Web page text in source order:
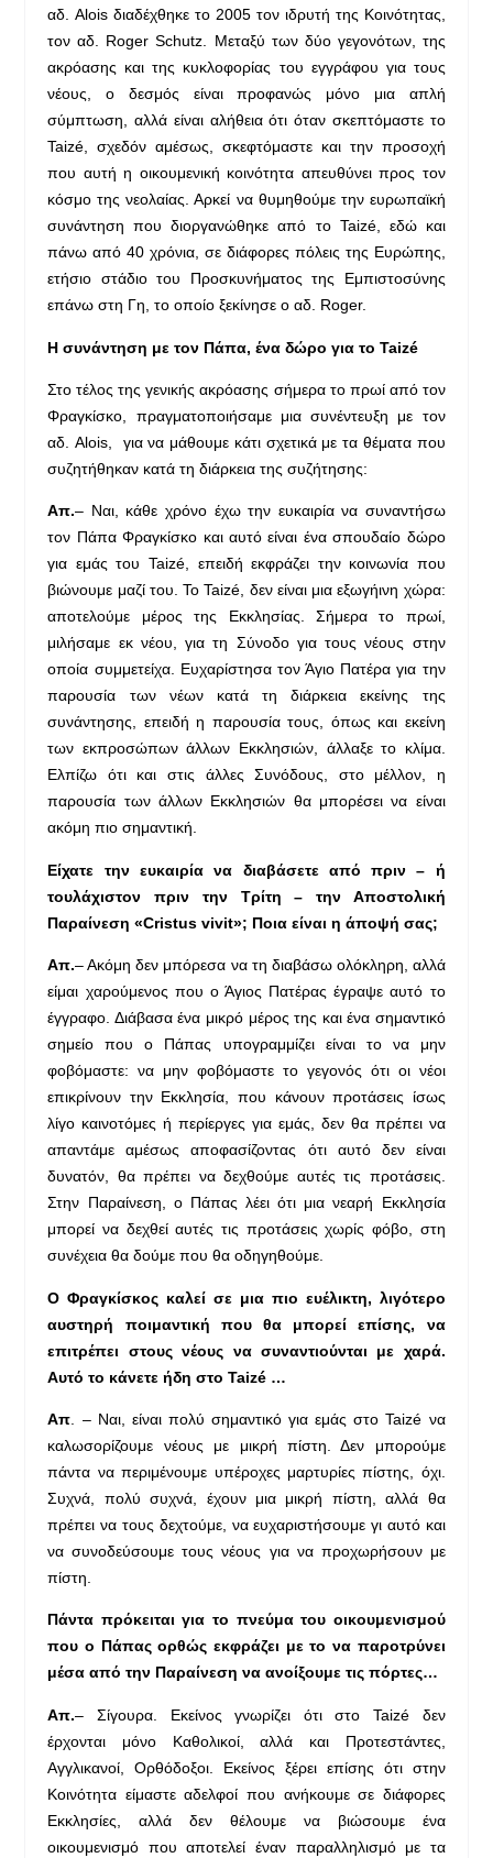
αδ. Alois διαδέχθηκε το 2005 τον ιδρυτή της Κοινότητας,
τον αδ. Roger Schutz. Μεταξύ των δύο γεγονότων, της
ακρόασης και της κυκλοφορίας του εγγράφου για τους
νέους, ο δεσμός είναι προφανώς μόνο μια απλή
σύμπτωση, αλλά είναι αλήθεια ότι όταν σκεπτόμαστε το
Taizé, σχεδόν αμέσως, σκεφτόμαστε και την προσοχή
που αυτή η οικουμενική κοινότητα απευθύνει προς τον
κόσμο της νεολαίας. Αρκεί να θυμηθούμε την ευρωπαϊκή
συνάντηση που διοργανώθηκε από το Taizé, εδώ και
πάνω από 40 χρόνια, σε διάφορες πόλεις της Ευρώπης,
ετήσιο στάδιο του Προσκυνήματος της Εμπιστοσύνης
επάνω στη Γη, το οποίο ξεκίνησε ο αδ. Roger.
Η συνάντηση με τον Πάπα, ένα δώρο για τοTaizé
Στο τέλος της γενικής ακρόασης σήμερα το πρωί από τον
Φραγκίσκο, πραγματοποιήσαμε μια συνέντευξη με τον
αδ. Alois, για να μάθουμε κάτι σχετικά με τα θέματα που
συζητήθηκαν κατά τη διάρκεια της συζήτησης:
Απ.– Ναι, κάθε χρόνο έχω την ευκαιρία να συναντήσω
τον Πάπα Φραγκίσκο και αυτό είναι ένα σπουδαίο δώρο
για εμάς του Taizé, επειδή εκφράζει την κοινωνία που
βιώνουμε μαζί του. Το Taizé, δεν είναι μια εξωγήινη χώρα:
αποτελούμε μέρος της Εκκλησίας. Σήμερα το πρωί,
μιλήσαμε εκ νέου, για τη Σύνοδο για τους νέους στην
οποία συμμετείχα. Ευχαρίστησα τον Άγιο Πατέρα για την
παρουσία των νέων κατά τη διάρκεια εκείνης της
συνάντησης, επειδή η παρουσία τους, όπως και εκείνη
των εκπροσώπων άλλων Εκκλησιών, άλλαξε το κλίμα.
Ελπίζω ότι και στις άλλες Συνόδους, στο μέλλον, η
παρουσία των άλλων Εκκλησιών θα μπορέσει να είναι
ακόμη πιο σημαντική.
Είχατε την ευκαιρία να διαβάσετε από πριν – ή
τουλάχιστον πριν την Τρίτη – την Αποστολική
Παραίνεση «Cristusvivit»; Ποια είναι η άποψή σας;
Απ.– Ακόμη δεν μπόρεσα να τη διαβάσω ολόκληρη, αλλά
είμαι χαρούμενος που ο Άγιος Πατέρας έγραψε αυτό το
έγγραφο. Διάβασα ένα μικρό μέρος της και ένα σημαντικό
σημείο που ο Πάπας υπογραμμίζει είναι το να μην
φοβόμαστε: να μην φοβόμαστε το γεγονός ότι οι νέοι
επικρίνουν την Εκκλησία, που κάνουν προτάσεις ίσως
λίγο καινοτόμες ή περίεργες για εμάς, δεν θα πρέπει να
απαντάμε αμέσως αποφασίζοντας ότι αυτό δεν είναι
δυνατόν, θα πρέπει να δεχθούμε αυτές τις προτάσεις.
Στην Παραίνεση, ο Πάπας λέει ότι μια νεαρή Εκκλησία
μπορεί να δεχθεί αυτές τις προτάσεις χωρίς φόβο, στη
συνέχεια θα δούμε που θα οδηγηθούμε.
Ο Φραγκίσκος καλεί σε μια πιο ευέλικτη, λιγότερο
αυστηρή ποιμαντική που θα μπορεί επίσης, να
επιτρέπει στους νέους να συναντιούνται με χαρά.
Αυτό το κάνετε ήδη στο Taizé …
Απ . – Ναι, είναι πολύ σημαντικό για εμάς στο Taizé να
καλωσορίζουμε νέους με μικρή πίστη. Δεν μπορούμε
πάντα να περιμένουμε υπέροχες μαρτυρίες πίστης, όχι.
Συχνά, πολύ συχνά, έχουν μια μικρή πίστη, αλλά θα
πρέπει να τους δεχτούμε, να ευχαριστήσουμε γι αυτό και
να συνοδεύσουμε τους νέους για να προχωρήσουν με
πίστη.
Πάντα πρόκειται για το πνεύμα του οικουμενισμού
που ο Πάπας ορθώς εκφράζει με το να παροτρύνει
μέσα από την Παραίνεση να ανοίξουμε τις πόρτες…
Απ.– Σίγουρα. Εκείνος γνωρίζει ότι στο Taizé δεν
έρχονται μόνο Καθολικοί, αλλά και Προτεστάντες,
Αγγλικανοί, Ορθόδοξοι. Εκείνος ξέρει επίσης ότι στην
Κοινότητα είμαστε αδελφοί που ανήκουμε σε διάφορες
Εκκλησίες, αλλά δεν θέλουμε να βιώσουμε ένα
οικουμενισμό που αποτελεί έναν παραλληλισμό με τα